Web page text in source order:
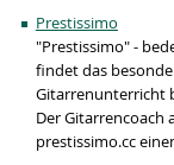
Prestissimo
"Prestissimo" -
findet das
Gitarrenunterricht
Der Gitarrencoach
prestissimo.cc